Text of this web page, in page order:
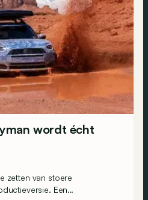
wordt écht
zetten van stoere
Een